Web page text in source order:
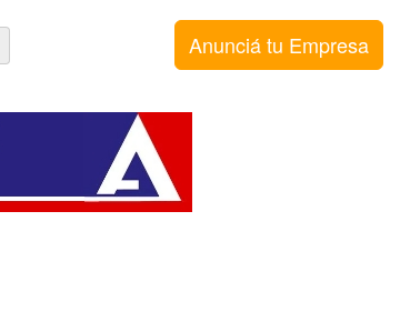
Anunciá tu Empresa